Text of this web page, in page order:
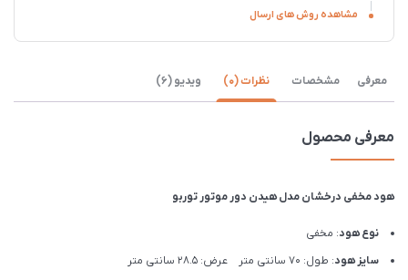
مشاهده روش های ارسال
معرفی مشخصات نظرات (0) ویدیو (6)
معرفی محصول
هود مخفی درخشان مدل هیدن دور موتور توربو
نوع هود: مخفی
سایز هود: طول: 70 سانتی متر عرض: 28.5 سانتی متر